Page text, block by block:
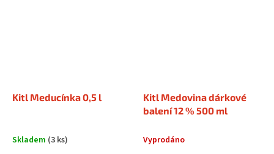
Kitl Meducínka 0,5 l
Skladem (3 ks)
Kitl Medovina dárkové
balení 12 % 500 ml
Vyprodáno